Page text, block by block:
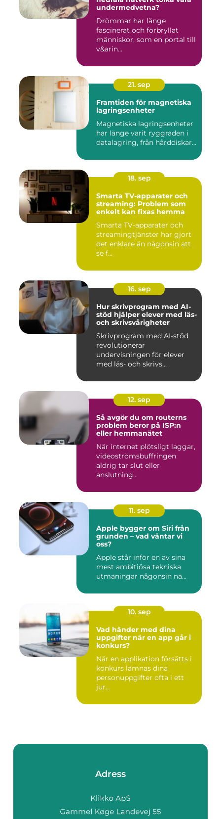
undermedvetna?
Drömmar har länge
fascinerat och förbryllat
människor, som en portal till
v&arin...
21. sep
Framtiden för magnetiska
lagringsenheter
Magnetiska lagringsenheter
har länge varit ryggraden i
datalagring, från hårddiskar...
18. sep
Smarta TV-apparater och
streaming: Problem som
enkelt kan fixas hemma
Smarta TV-apparater och
streamingtjänster har gjort
det enklare än någonsin att
se f...
16. sep
Hur skrivprogram med AI-
stöd hjälper elever med läs-
och skrivsvårigheter
Skrivprogram med AI-stöd
revolutionerar
undervisningen för elever
med läs- och skrivs...
12. sep
Så avgör du om routerns
problem beror på ISP:n
eller hemmanätet
När internet plötsligt laggar,
videoströmsbuffringen
aldrig tar slut eller
anslutning...
11. sep
Apple bygger om Siri från
grunden – vad väntar vi
oss?
Apple står inför en av sina
mest ambitiösa tekniska
utmaningar någonsin nä...
10. sep
Vad händer med dina
uppgifter när en app går i
konkurs?
När en applikation försätts i
konkurs lämnas dina
personuppgifter ofta i ett
jur...
Adress